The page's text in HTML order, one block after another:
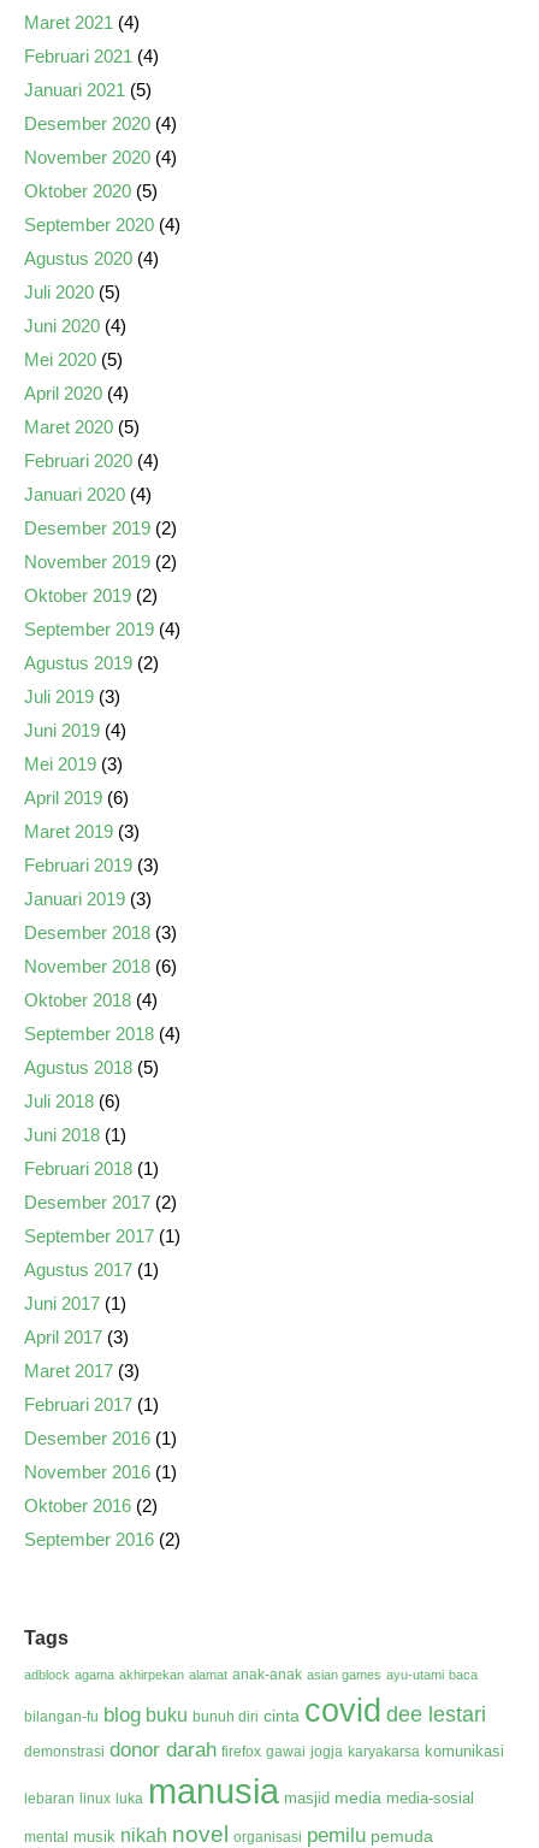
Maret 2021 (4)
Februari 2021 (4)
Januari 2021 (5)
Desember 2020 (4)
November 2020 (4)
Oktober 2020 (5)
September 2020 (4)
Agustus 2020 (4)
Juli 2020 (5)
Juni 2020 (4)
Mei 2020 (5)
April 2020 (4)
Maret 2020 (5)
Februari 2020 (4)
Januari 2020 (4)
Desember 2019 (2)
November 2019 (2)
Oktober 2019 (2)
September 2019 (4)
Agustus 2019 (2)
Juli 2019 (3)
Juni 2019 (4)
Mei 2019 (3)
April 2019 (6)
Maret 2019 (3)
Februari 2019 (3)
Januari 2019 (3)
Desember 2018 (3)
November 2018 (6)
Oktober 2018 (4)
September 2018 (4)
Agustus 2018 (5)
Juli 2018 (6)
Juni 2018 (1)
Februari 2018 (1)
Desember 2017 (2)
September 2017 (1)
Agustus 2017 (1)
Juni 2017 (1)
April 2017 (3)
Maret 2017 (3)
Februari 2017 (1)
Desember 2016 (1)
November 2016 (1)
Oktober 2016 (2)
September 2016 (2)
Tags
adblock agama akhirpekan alamat anak-anak asian games ayu-utami baca
bilangan-fu blog buku bunuh diri cinta covid dee lestari
demonstrasi donor darah firefox gawai jogja karyakarsa komunikasi
lebaran linux luka manusia masjid media media-sosial
mental musik nikah novel organisasi pemilu pemuda